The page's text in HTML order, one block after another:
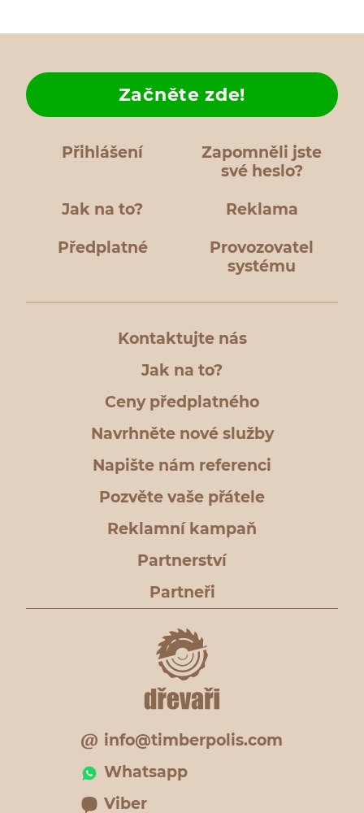
Přihlášení
Zapomněli jste
své heslo?
Jak na to?
Začněte zde!
Reklama
Předplatné
Provozovatel
systému
Kontaktujte nás
Jak na to?
Ceny předplatného
Navrhněte nové služby
Napište nám referenci
Pozvěte vaše přátele
Reklamní kampaň
Partnerství
Partneři
info@timberpolis.com
Whatsapp
Viber